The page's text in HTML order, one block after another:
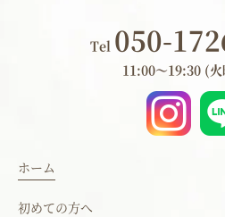
Tel 050-
11:00～19:30 (
ホーム
初めての方へ